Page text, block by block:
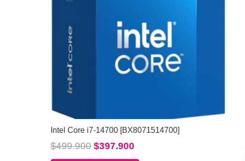
Intel Core i7-14700 [BX8071514700]
$499.900 El
precio
$397.900
precio